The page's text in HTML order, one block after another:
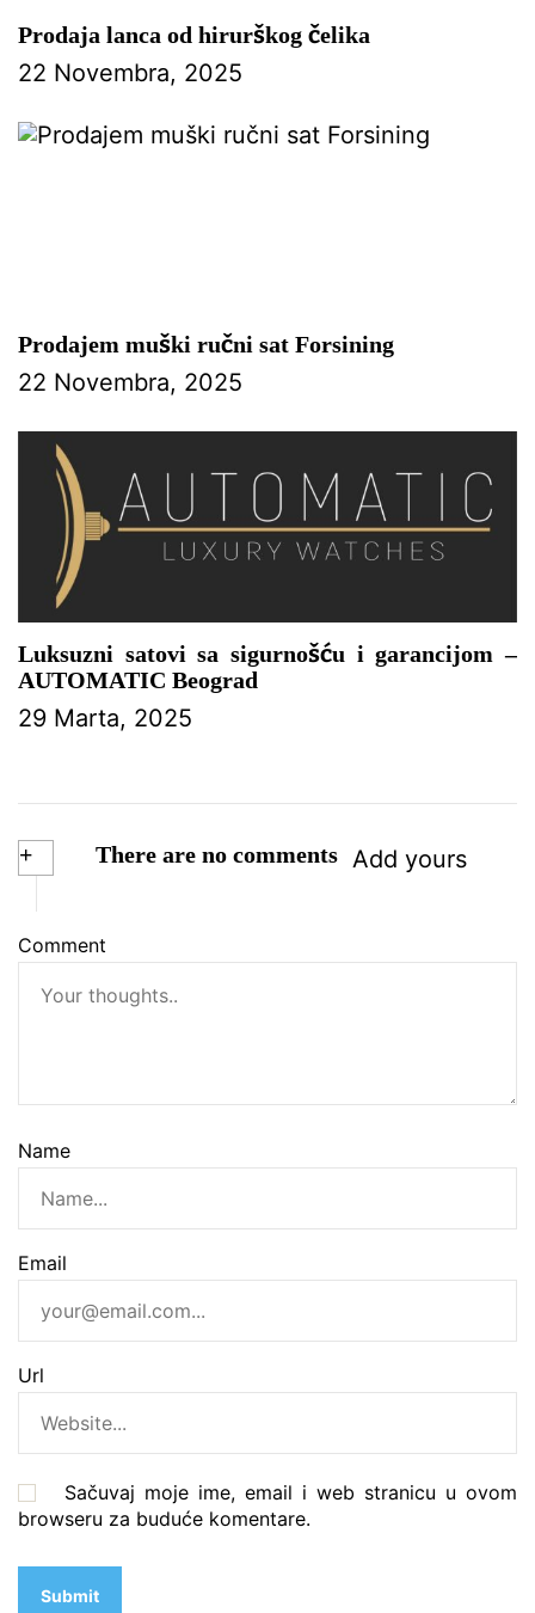
Prodaja lanca od hirurškog čelika
22 Novembra, 2025
Prodajem muški ručni sat Forsining
22 Novembra, 2025
Luksuzni satovi sa sigurnošću i garancijom –
AUTOMATIC Beograd
29 Marta, 2025
+ There are no comments Add yours
Comment
Name
Email
Url
Sačuvaj moje ime, email i web stranicu u ovom
browseru za buduće komentare.